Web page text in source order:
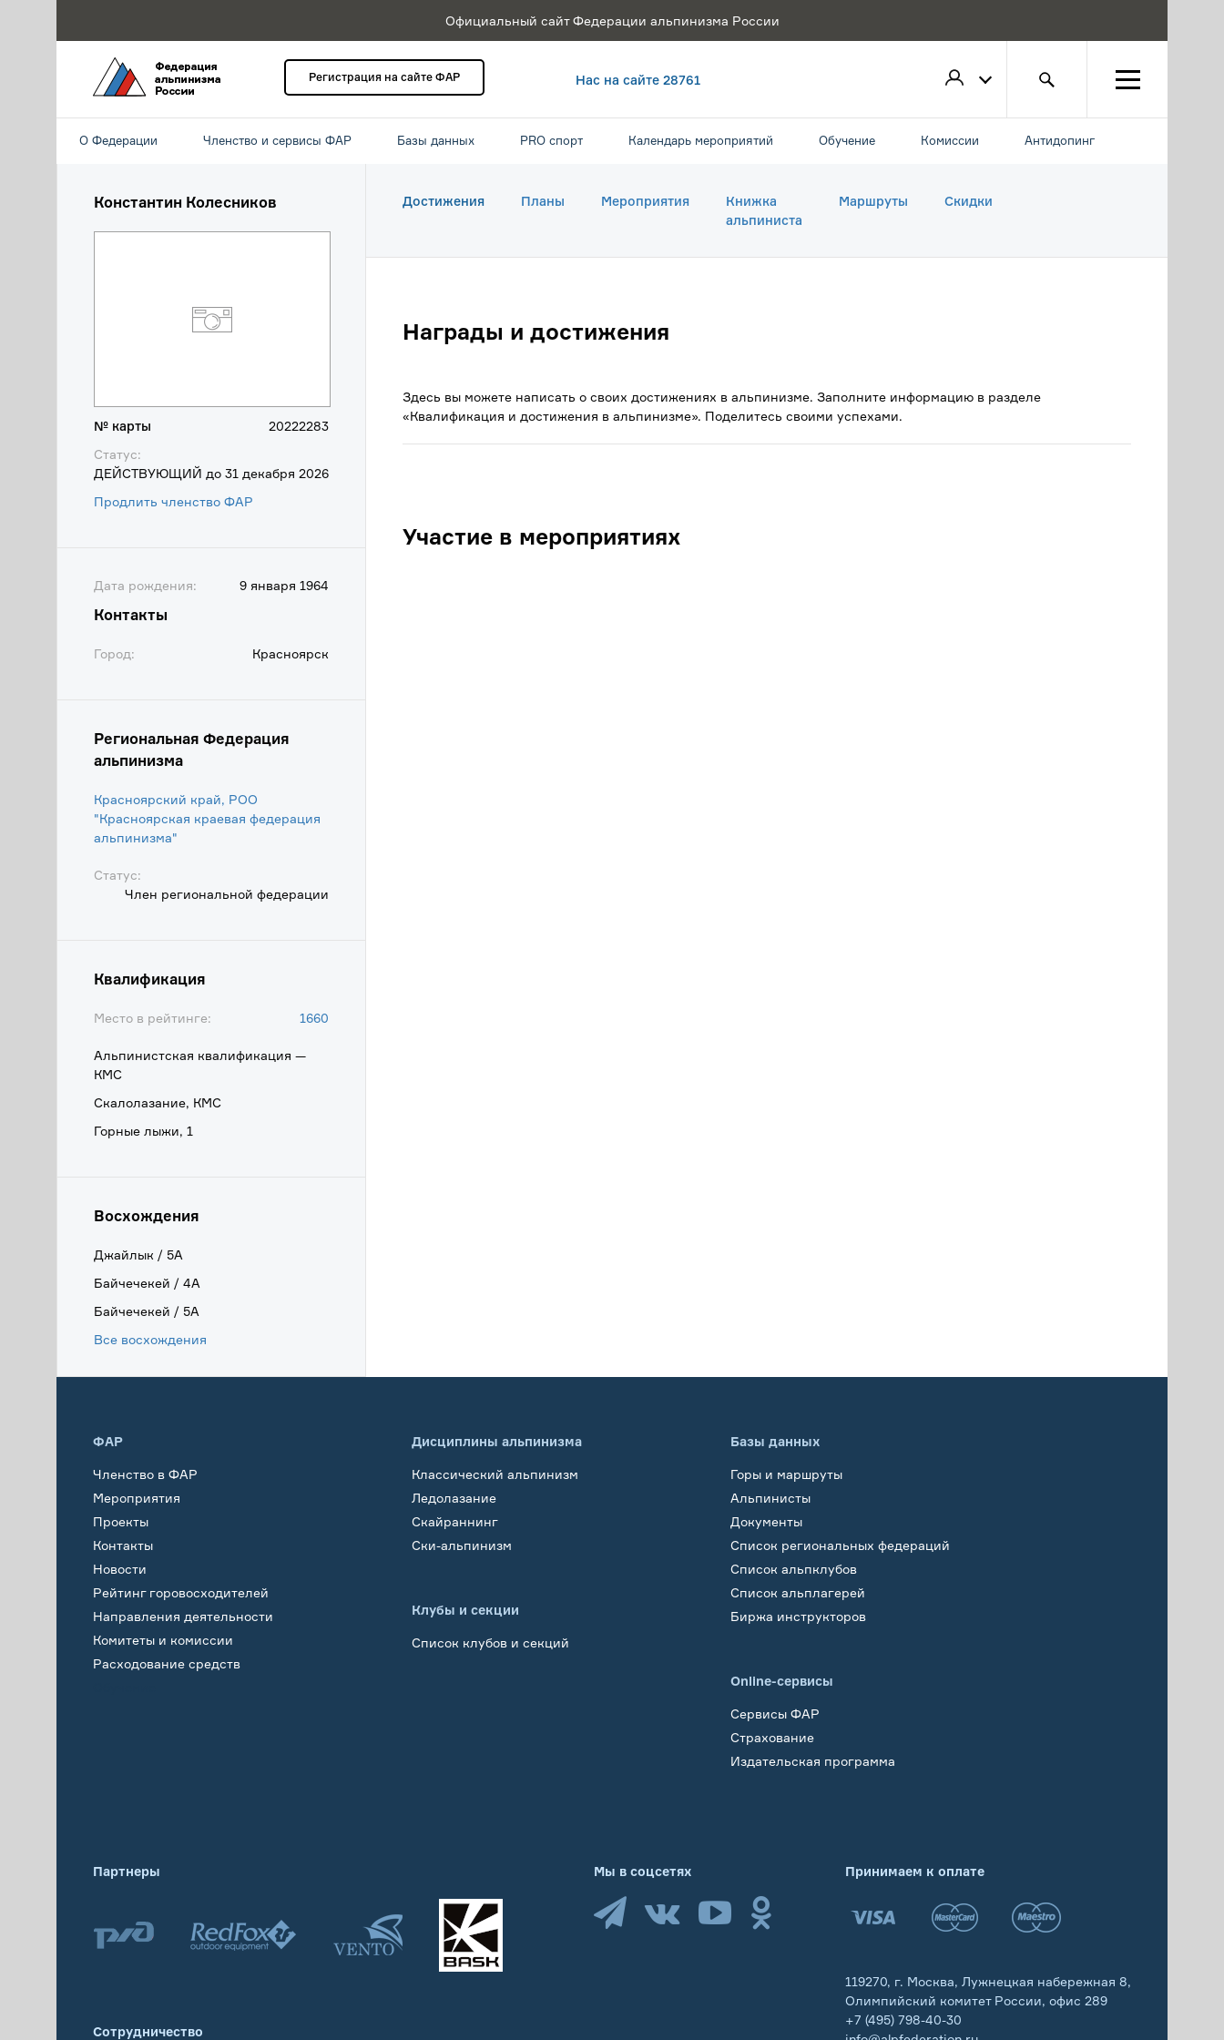
Официальный сайт Федерации альпинизма России
Регистрация на сайте ФАР Нас на сайте 28761
О Федерации Членство и сервисы ФАР Базы данных PRO спорт Календарь мероприятий Обучение Комиссии Антидопинг
Константин Колесников
№ карты
20222283
Статус:
ДЕЙСТВУЮЩИЙ до 31 декабря 2026
Продлить членство ФАР
Дата рождения: 9 января 1964
Контакты
Город: Красноярск
Региональная Федерация
альпинизма
Красноярский край, РОО
"Красноярская краевая федерация
альпинизма"
Статус:
Член региональной федерации
Квалификация
Место в рейтинге: 1660
Альпинистская квалификация —
КМС
Скалолазание, КМС
Горные лыжи, 1
Восхождения
Джайлык / 5А
Байчечекей / 4А
Байчечекей / 5А
Все восхождения
Достижения Планы Мероприятия
Книжка
альпиниста
Маршруты Скидки
Награды и достижения
Здесь вы можете написать о своих достижениях в альпинизме. Заполните информацию в разделе
«Квалификация и достижения в альпинизме». Поделитесь своими успехами.
Участие в мероприятиях
ФАР
Членство в ФАР
Мероприятия
Проекты
Контакты
Новости
Рейтинг горовосходителей
Направления деятельности
Комитеты и комиссии
Расходование средств
Дисциплины альпинизма
Классический альпинизм
Ледолазание
Скайраннинг
Ски-альпинизм
Клубы и секции
Список клубов и секций
Базы данных
Горы и маршруты
Альпинисты
Документы
Список региональных федераций
Список альпклубов
Список альплагерей
Биржа инструкторов
Online-сервисы
Сервисы ФАР
Страхование
Издательская программа
Партнеры
Сотрудничество
Принимаем к оплате
119270, г. Москва, Лужнецкая набережная 8,
Олимпийский комитет России, офис 289
+7 (495) 798-40-30
Мы в соцсетях